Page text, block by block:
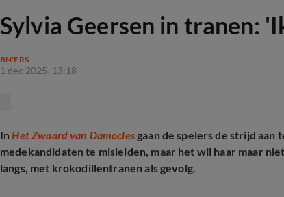
Sylvia Geersen in tranen:
BN'ERS
1 dec 2025, 13:18
InHet Zwaard van Damoclesgaan de spelers de strijd aan
medekandidaten te misleiden, maar het wil haar maar
langs, met krokodillentranen als gevolg.